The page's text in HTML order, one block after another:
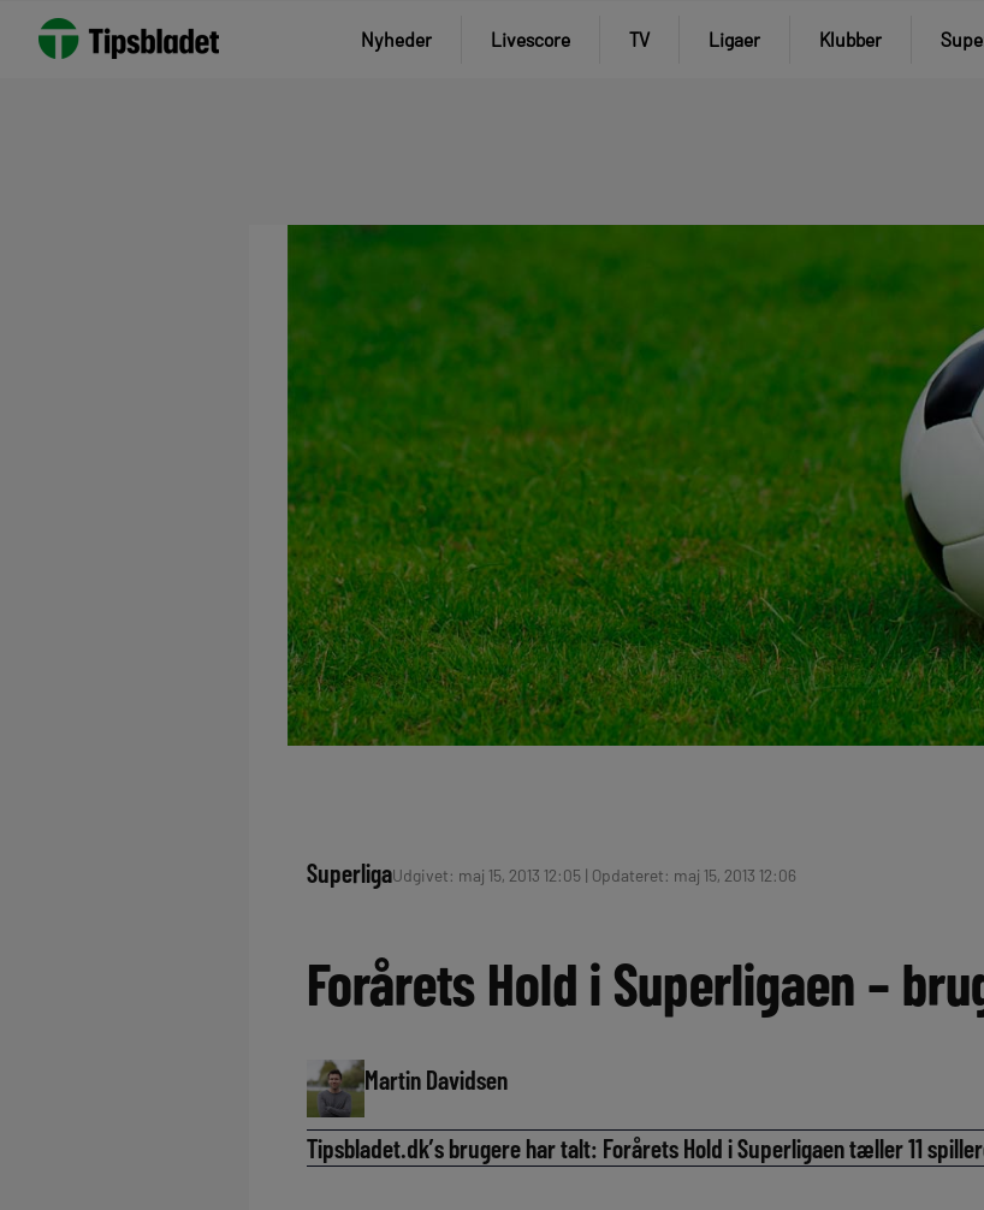
Nyheder Livescore TV Ligaer Klubber
SuperligaUdgivet: maj 15, 2013 12:05 | Opdateret: maj 15, 2013 12:06
Forårets Hold i Superligaen –
Martin Davidsen
Tipsbladet.dk’s brugere har talt: Forårets Hold i Superligaen tæller 11